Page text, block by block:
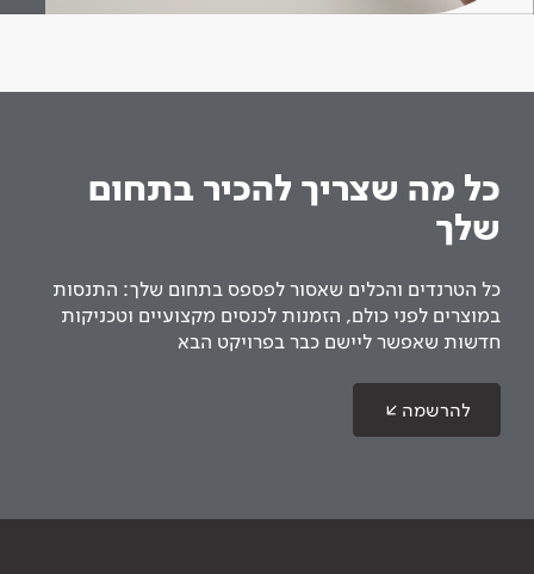
כל מה שצריך להכיר בתחום
שלך
כל הטרנדים והכלים שאסור לפספס בתחום שלך: התנסות
במוצרים לפני כולם, הזמנות לכנסים מקצועיים וטכניקות
חדשות שאפשר ליישם כבר בפרויקט הבא
להרשמה